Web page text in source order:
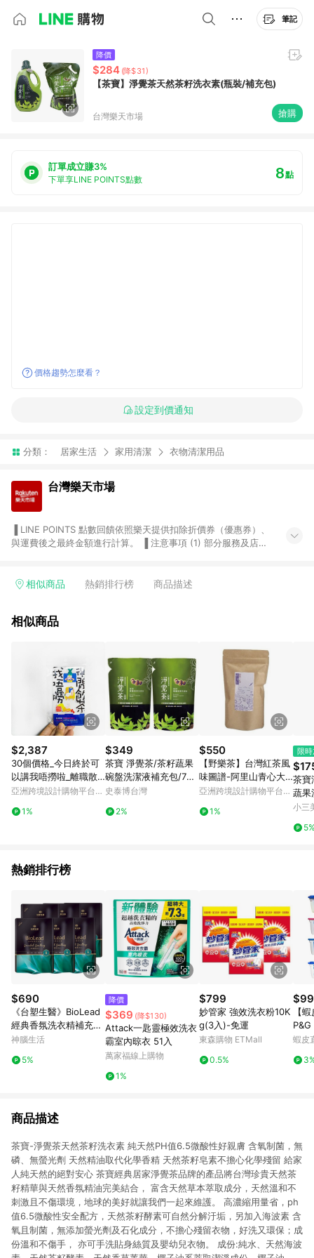
筆記
降價
$284 (降$31)
【茶寶】淨覺茶天然茶籽洗衣素(瓶裝/補充包)
台灣樂天市場 搶購
訂單成立賺3%
下單享LINE POINTS點數 8點
價格趨勢怎麼看？
設定到價通知
分類： 居家生活 家用清潔 衣物清潔用品
台灣樂天市場
與運費後之最終金額進行計算。 ▐ 注意事項 (1) 部分服務及店家
Smart mobile、神腦生活、JS巨盛、樂天KOBO電子書，請詳閱
台灣樂天市場，並在同一瀏覽器於24小時內結帳，才享有 LINE
市場 45 天內完成訂單出貨及結帳，則不符合贈點資格。 (4) 如
使用APP、或中途瀏覽比價網、回饋網、Google等其他網頁、或
由網頁版(電腦版/手機版網頁)切換為App都將會造成追蹤中斷而
無法進行 LINE POINTS 回饋。 (5) LINE 購物為購物資訊整合性
平台，商品資料更新會有時間差，如顯示之商品規格、顏色、價
位、贈品與台灣樂天市場銷售網頁不符，以銷售網頁標示為準。
(6) 導購訂單已逾 365 天，根據台灣樂天回饋規定，逾期訂單將
不符合回饋資格。 (7) 若上述或其他原因，致使消費者無接收到
點數回饋或點數回饋有爭議，台灣樂天市場保有更改條款與法律
追訴之權利，活動詳情以樂天市場網站公告為準。
相似商品 熱銷排行榜 商品描述
相似商品
$2,387
30個價格_今日終於可
以講我唔撈啦_離職散
水禮物手機座送同事
亞洲跨境設計購物平台
1%
$349
茶寶 淨覺茶/茶籽蔬果
碗盤洗潔液補充包/700
mlx2包
史泰博台灣
2%
$550
【野樂茶】台灣紅茶風
味圖譜-阿里山青心大
冇紅茶 無農藥殘留
亞洲跨境設計購物平台
1%
限
茶寶
蔬果
l)
小三
熱銷排行榜
$690
《台塑生醫》BioLead
經典香氛洗衣精補充包
璀璨時光1.8kg(6包入)
神腦生活
5%
降價
$369 (降$130)
Attack一匙靈極效洗衣
霸室內晾衣 51入
萬家福線上購物
1%
$799
妙管家 強效洗衣粉10K
g(3入)-免運
東森購物 ETMall
0.5%
$99
【
Bold
蝦皮
商品描述
茶寶-淨覺茶天然茶籽洗衣素 純天然PH值6.5微酸性好親膚 含氧制菌，無
磷、無螢光劑 天然精油取代化學香精 天然茶籽皂素不擔心化學殘留 給家
人純天然的絕對安心 茶寶經典居家淨覺茶品牌的產品將台灣珍貴天然茶
籽精華與天然香氛精油完美結合， 富含天然草本萃取成分，天然溫和不
刺激且不傷環境，地球的美好就讓我們一起來維護。 高濃縮用量省，ph
值6.5微酸性安全配方，天然茶籽酵素可自然分解汙垢，另加入海波素 含
氧且制菌，無添加螢光劑及石化成分，不擔心殘留衣物，好洗又環保；成
份溫和不傷手， 亦可手洗貼身絲質及嬰幼兒衣物。 成份:純水、天然海波